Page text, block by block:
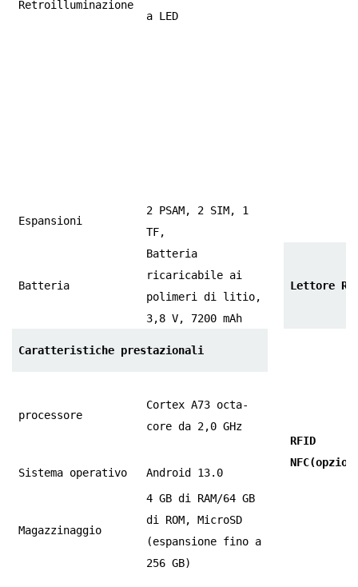
Retroilluminazione
a LED
Espansioni
2 PSAM, 2 SIM, 1
TF,
Batteria
Batteria
ricaricabile ai
polimeri di litio,
3,8 V, 7200 mAh
Lettore
Caratteristiche prestazionali
RFID
NFC
processore
Cortex A73 octa-
core da 2,0 GHz
Sistema operativo Android 13.0
Magazzinaggio
4 GB di RAM/64 GB
di ROM, MicroSD
(espansione fino a
256 GB)